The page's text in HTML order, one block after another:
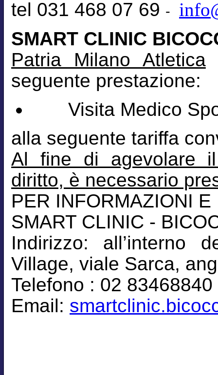
tel 031 468 07 69 -
SMART CLINIC
Patria Milano Atletica
seguente prestazione:
Visita Medico
alla seguente tariffa
Al fine di agevolare
diritto, è necessario
PER INFORMAZIONI
SMART CLINIC -
Indirizzo: all’interno
Village, viale Sarca,
Telefono : 02 83468840
Email: